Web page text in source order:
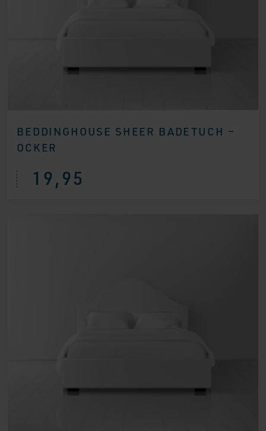
BEDDINGHOUSE SHEER BADETUCH –
OCKER
19,95